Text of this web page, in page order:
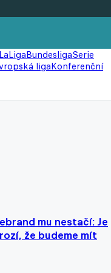
LaLigaBundesligaSerie
ligaKonferenční
mu nestačí: Je
že budeme mít